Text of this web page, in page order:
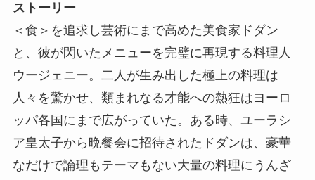
ストーリー
＜食＞を追求し芸術にまで高めた美食家ドダン
と、彼が閃いたメニューを完璧に再現する料理人
ウージェニー。二人が生み出した極上の料理は
人々を驚かせ、類まれなる才能への熱狂はヨーロ
ッパ各国にまで広がっていた。ある時、ユーラシ
ア皇太子から晩餐会に招待されたドダンは、豪華
なだけで論理もテーマもない大量の料理にうんざ